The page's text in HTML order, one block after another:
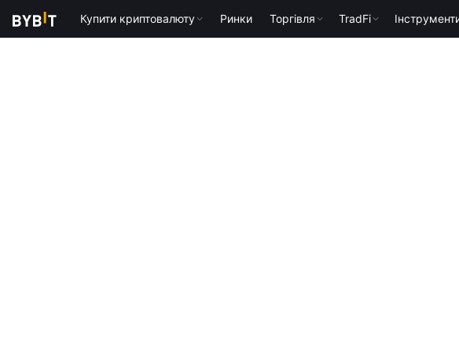
Купити криптовалюту Ринки Торгівля TradFi